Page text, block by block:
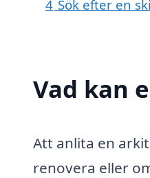
4 Sök efter en
Vad kan
Att anlita en
renovera eller